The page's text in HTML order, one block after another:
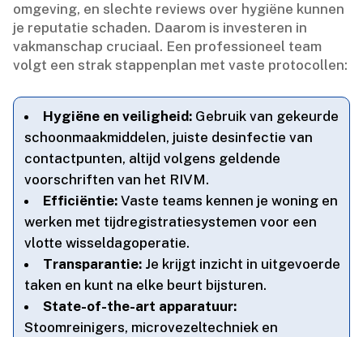
omgeving, en slechte reviews over hygiëne kunnen
je reputatie schaden.​ Daarom is investeren in
vakmanschap cruciaal.​ Een professioneel team
volgt een strak stappenplan met vaste protocollen:
Hygiëne en veiligheid: Gebruik van gekeurde
schoonmaakmiddelen, juiste desinfectie van
contactpunten, altijd volgens geldende
voorschriften van het RIVM.​
Efficiëntie: Vaste teams kennen je woning en
werken met tijdregistratiesystemen voor een
vlotte wisseldagoperatie.​
Transparantie: Je krijgt inzicht in uitgevoerde
taken en kunt na elke beurt bijsturen.​
State-of-the-art apparatuur:
Stoomreinigers, microvezeltechniek en